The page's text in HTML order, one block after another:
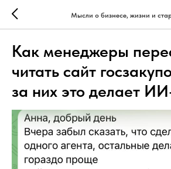
Мысли о бизнесе, жизни и
Как менеджеры
читать сайт
за них это делает